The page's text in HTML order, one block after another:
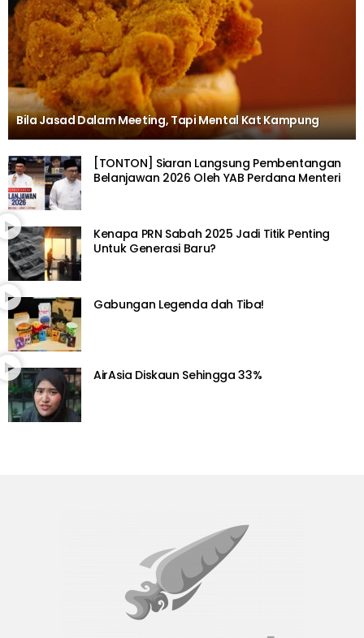
Bila Jasad Dalam Meeting, Tapi Mental Kat Kampung
[TONTON] Siaran Langsung Pembentangan
Belanjawan 2026 Oleh YAB Perdana Menteri
Kenapa PRN Sabah 2025 Jadi Titik Penting
Untuk Generasi Baru?
Gabungan Legenda dah Tiba!
AirAsia Diskaun Sehingga 33%